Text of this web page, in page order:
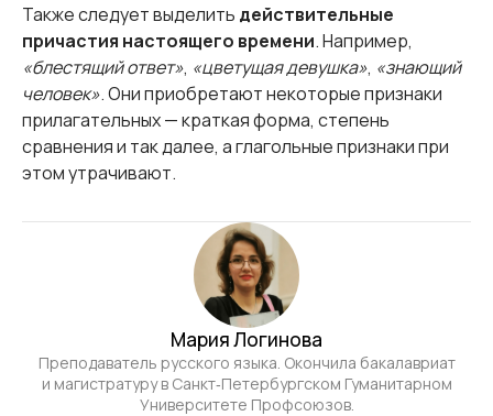
Также следует выделить действительные
причастия настоящего времени. Например,
«блестящий ответ», «цветущая девушка», «знающий
человек». Они приобретают некоторые признаки
прилагательных — краткая форма, степень
сравнения и так далее, а глагольные признаки при
этом утрачивают.
Мария Логинова
Преподаватель русского языка. Окончила бакалавриат
и магистратуру в Санкт‑Петербургском Гуманитарном
Университете Профсоюзов.